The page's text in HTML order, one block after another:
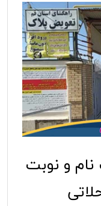
و نوبت